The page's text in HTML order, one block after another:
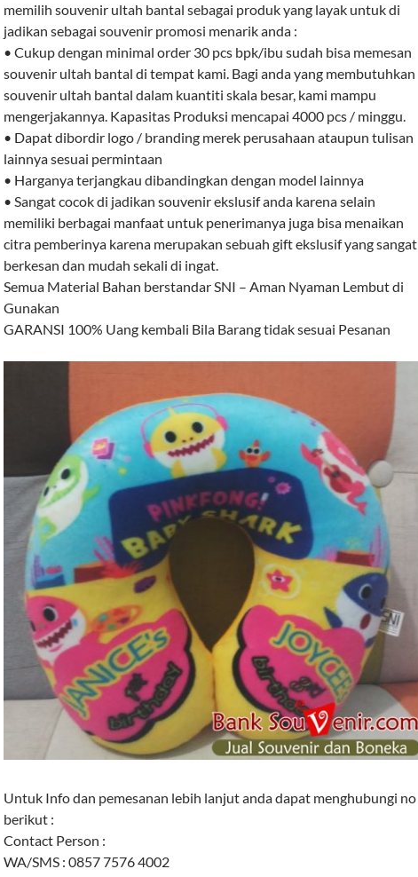
memilih souvenir ultah bantal sebagai produk yang layak untuk di
jadikan sebagai souvenir promosi menarik anda :
• Cukup dengan minimal order 30 pcs bpk/ibu sudah bisa memesan
souvenir ultah bantal di tempat kami. Bagi anda yang membutuhkan
souvenir ultah bantal dalam kuantiti skala besar, kami mampu
mengerjakannya. Kapasitas Produksi mencapai 4000 pcs / minggu.
• Dapat dibordir logo / branding merek perusahaan ataupun tulisan
lainnya sesuai permintaan
• Harganya terjangkau dibandingkan dengan model lainnya
• Sangat cocok di jadikan souvenir ekslusif anda karena selain
memiliki berbagai manfaat untuk penerimanya juga bisa menaikan
citra pemberinya karena merupakan sebuah gift ekslusif yang sangat
berkesan dan mudah sekali di ingat.
Semua Material Bahan berstandar SNI – Aman Nyaman Lembut di
Gunakan
GARANSI 100% Uang kembali Bila Barang tidak sesuai Pesanan
Untuk Info dan pemesanan lebih lanjut anda dapat menghubungi no
berikut :
Contact Person :
WA/SMS : 0857 7576 4002